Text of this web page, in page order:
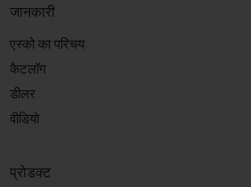
जानकारी
एस्को का परिचय
कैटलॉग
डीलर
वीडियो
प्रोडक्ट